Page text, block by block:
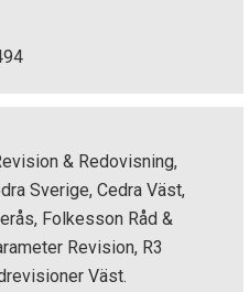
& Redovisning,
Sverige, Cedra Väst,
Folkesson Råd &
Revision, R3
Väst.